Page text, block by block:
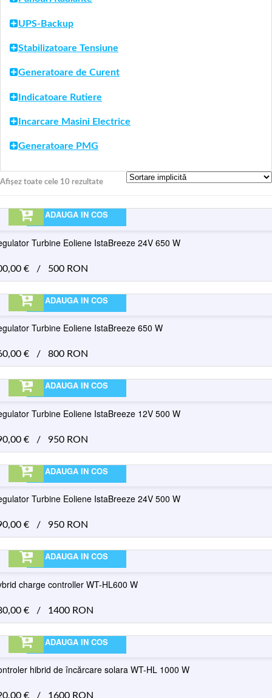
UPS-Backup
Stabilizatoare Tensiune
Generatoare de Curent
Indicatoare Rutiere
Incarcare Masini Electrice
Generatoare PMG
Afișez toate cele 10 rezultate
ADAUGA IN COS
Turbine Eoliene IstaBreeze 24V 650 W
€ / 500 RON
ADAUGA IN COS
Turbine Eoliene IstaBreeze 650 W
€ / 800 RON
ADAUGA IN COS
Turbine Eoliene IstaBreeze 12V 500 W
€ / 950 RON
ADAUGA IN COS
Turbine Eoliene IstaBreeze 24V 500 W
€ / 950 RON
ADAUGA IN COS
charge controller WT-HL600 W
€ / 1400 RON
ADAUGA IN COS
hibrid de încărcare solara WT-HL 1000 W
€ / 1600 RON